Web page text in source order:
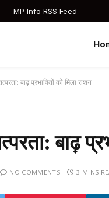
MP Info RSS Feed
बाढ़ प्रभावितों को मिला राशन
बाढ़
NO COMMENTS 3 MINS